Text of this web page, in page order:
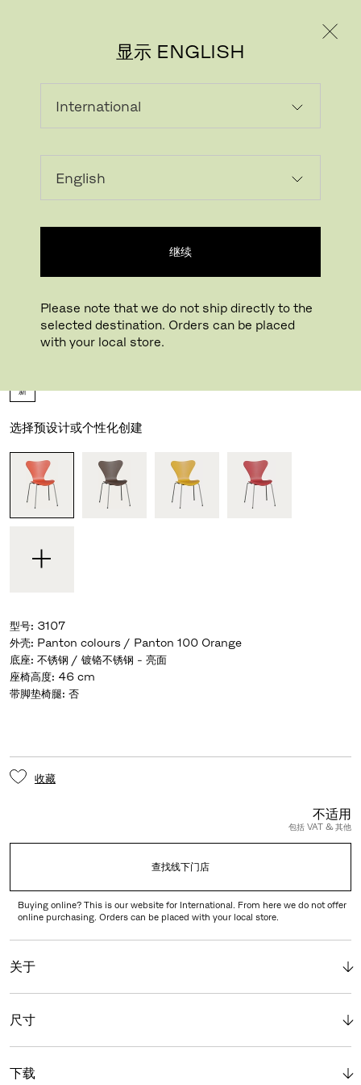
显示 ENGLISH
继续
Please note that we do not ship directly to the
selected destination. Orders can be placed
with your local store.
SERIES 7™ 椅子
新
选择预设计或个性化创建
型号: 3107
外壳: Panton colours / Panton 100 Orange
底座: 不锈钢 / 镀铬不锈钢 - 亮面
座椅高度: 46 cm
带脚垫椅腿: 否
收藏
不适用
包括 VAT & 其他
查找线下门店
Buying online? This is our website for International. From here we do not offer
online purchasing. Orders can be placed with your local store.
关于
尺寸
下载